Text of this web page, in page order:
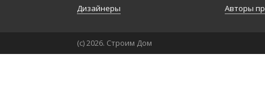
Дизайнеры Авторы
(с) 2026. Строим Дом